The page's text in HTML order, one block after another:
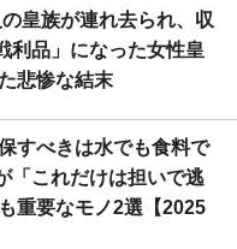
皇族が連れ去られ、収
利品」になった女性皇
悲惨な結末
すべきは水でも食料で
「これだけは担いで逃
重要なモノ2選【2025